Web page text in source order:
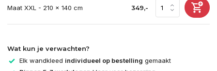
Maat XXL - 210 x 140 cm 349,-
Wat kun je verwachten?
Elk wandkleed individueel op bestelling gemaakt